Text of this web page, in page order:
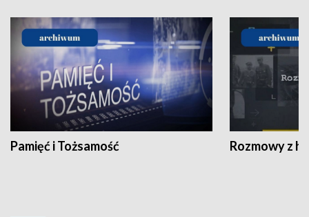
Pamięć i Tożsamość Rozmowy z